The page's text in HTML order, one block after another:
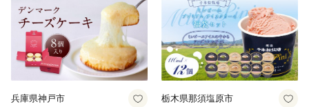
兵庫県神戸市 栃木県那須塩原市